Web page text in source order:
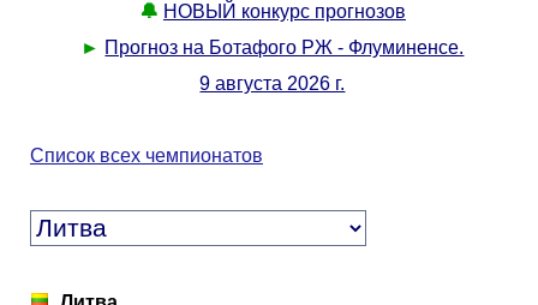
Всё о сайте
Описание
Прогнозы
🔔 НОВЫЙ конкурс прогнозов
► Прогноз на Ботафого РЖ - Флуминенсе.
9 августа 2026 г.
Список всех чемпионатов